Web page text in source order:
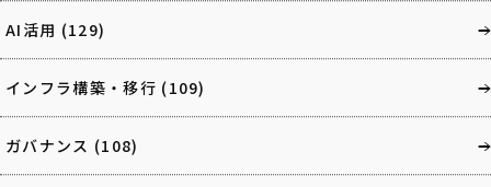
AI活用 (129)
インフラ構築・移行 (109)
ガバナンス (108)